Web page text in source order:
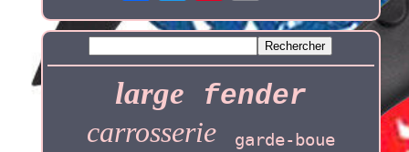
large fender
carrosserie garde-boue